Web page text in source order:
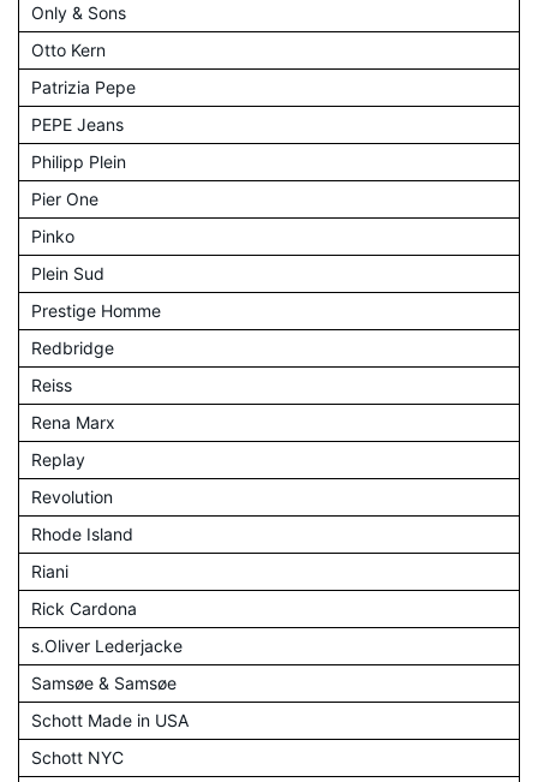
Only & Sons
Otto Kern
Patrizia Pepe
PEPE Jeans
Philipp Plein
Pier One
Pinko
Plein Sud
Prestige Homme
Redbridge
Reiss
Rena Marx
Replay
Revolution
Rhode Island
Riani
Rick Cardona
s.Oliver Lederjacke
Samsøe & Samsøe
Schott Made in USA
Schott NYC